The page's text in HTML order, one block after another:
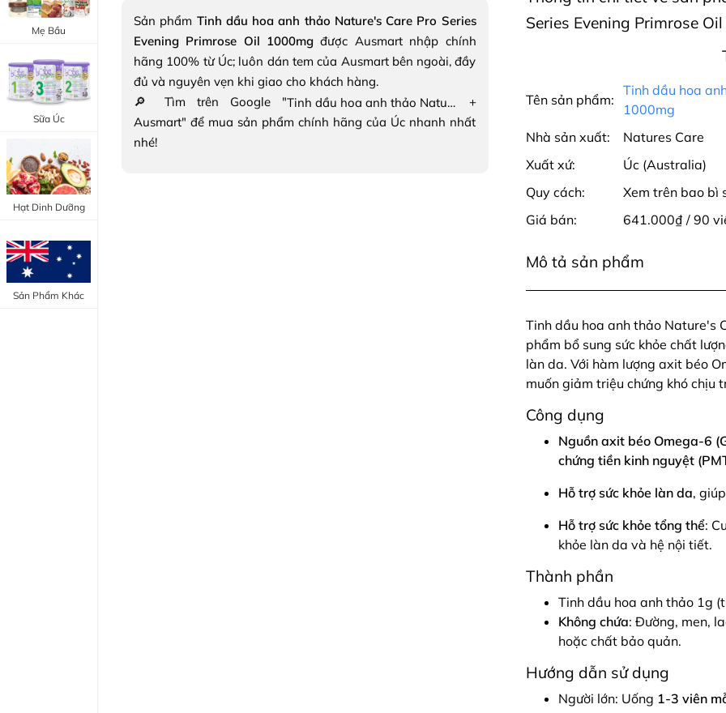
Bổ Khớp - Xương
Bổ Não - Tim Mạch
Canxi - Vitamin D
Trang Điểm Mắt
Trang Điểm Môi
Tẩy Trang - Toner
Dụng Cụ Trang Điểm
Mẹ Bầu
Sữa Úc
Hạt Dinh Dưỡng
Sản Phẩm Khác
Sản phẩm Tinh dầu hoa anh thảo Nature's Care Pro Series
Evening Primrose Oil 1000mg được Ausmart nhập chính
hãng 100% từ Úc; luôn dán tem của Ausmart bên ngoài, đầy
đủ và nguyên vẹn khi giao cho khách hàng.
🔎 Tìm trên Google "
Tinh dầu hoa anh thảo Nature's Care Pro Series Evening Primrose Oil 1000mg
+
Ausmart" để mua sản phẩm chính hãng của Úc nhanh nhất
nhé!
Series Evening Primrose
Tên sản phẩm:
Tinh dầu hoa
1000mg
Nhà sản xuất:
Natures Care
Xuất xứ:
Úc (Australia)
Quy cách:
Xem trên bao bì
Giá bán:
641.000₫ / 90
Mô tả sản phẩm
Tinh dầu hoa anh thảo Nature's
phẩm bổ sung sức khỏe chất
làn da. Với hàm lượng axit béo
muốn giảm triệu chứng khó chịu
Công dụng
Nguồn axit béo Omega-6
chứng tiền kinh nguyệt
Hỗ trợ sức khỏe làn da,
Hỗ trợ sức khỏe tổng thể:
khỏe làn da và hệ nội tiết.
Thành phần
Tinh dầu hoa anh thảo 1g
Không chứa: Đường, men,
hoặc chất bảo quản.
Hướng dẫn sử dụng
Người lớn: Uống 1-3 viên